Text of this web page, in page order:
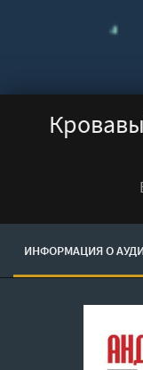
ИНФОРМАЦИЯ О